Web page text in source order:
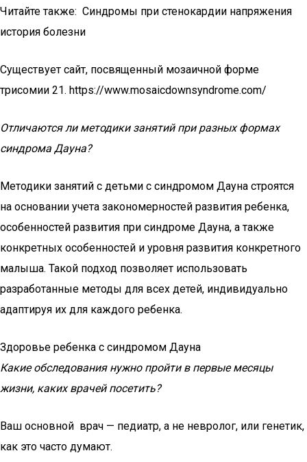
Читайте также: Синдромы при стенокардии напряжения
история болезни
Существует сайт, посвященный мозаичной форме
трисомии 21. https://www.mosaicdownsyndrome.com/
Отличаются ли методики занятий при разных формах
синдрома Дауна?
Методики занятий с детьми с синдромом Дауна строятся
на основании учета закономерностей развития ребенка,
особенностей развития при синдроме Дауна, а также
конкретных особенностей и уровня развития конкретного
малыша. Такой подход позволяет использовать
разработанные методы для всех детей, индивидуально
адаптируя их для каждого ребенка.
Здоровье ребенка с синдромом Дауна
Какие обследования нужно пройти в первые месяцы
жизни, каких врачей посетить?
Ваш основной врач — педиатр, а не невролог, или генетик,
как это часто думают.